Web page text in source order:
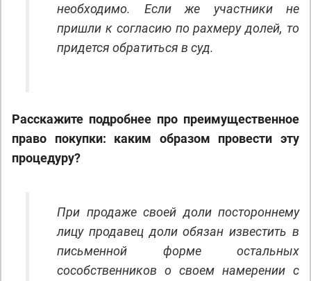
необходимо. Если же участники не
пришли к согласию по рахмеру долей, то
придется обратиться в суд.
Расскажите подробнее про преимущественное
право покупки: каким образом провести эту
процедуру?
При продаже своей доли постороннему
лицу продавец доли обязан известить в
письменной форме остальных
сособственников о своем намерении с